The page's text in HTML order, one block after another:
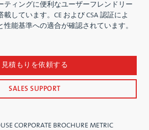
ティングに便利なユーザーフレンドリー
しています。CE および CSA 認証によ
性能基準への適合が確認されています。
見積もりを依頼する
SALES SUPPORT
CORPORATE BROCHURE METRIC